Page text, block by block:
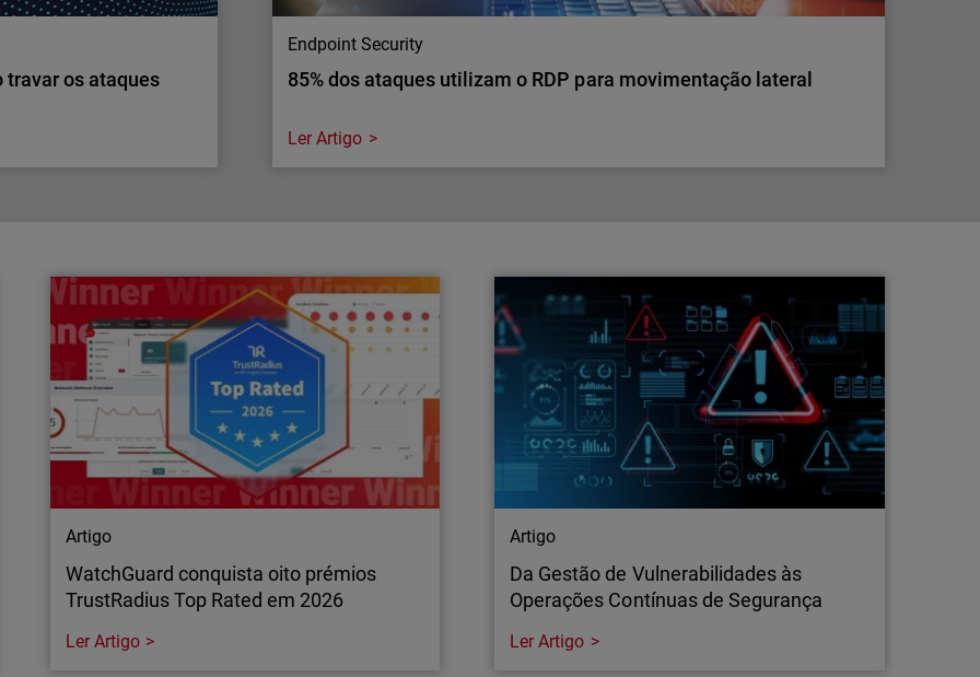
travar os ataques
como isso afeta as
redes vizinhas.
Endpoint Security
85% dos ataques utilizam o RDP para movimentação lateral
identificá-la antes que seja demasiado tarde.
Ler Artigo
Artigo
WatchGuard conquista oito prémios
TrustRadius Top Rated em 2026
Ler Artigo
Artigo
Da Gestão de Vulnerabilidades às
Operações Contínuas de Segurança
Ler Artigo